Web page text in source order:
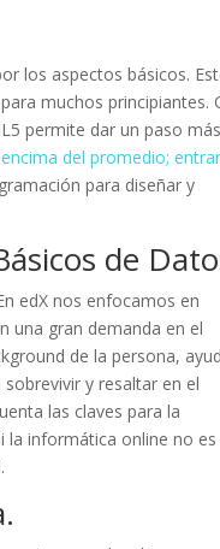
los aspectos básicos.
muchos principiantes.
permite dar un paso más
del promedio;
para diseñar y
de
edX nos enfocamos en
una gran demanda en el
de la persona,
y resaltar en el
las claves para la
la informática online no es